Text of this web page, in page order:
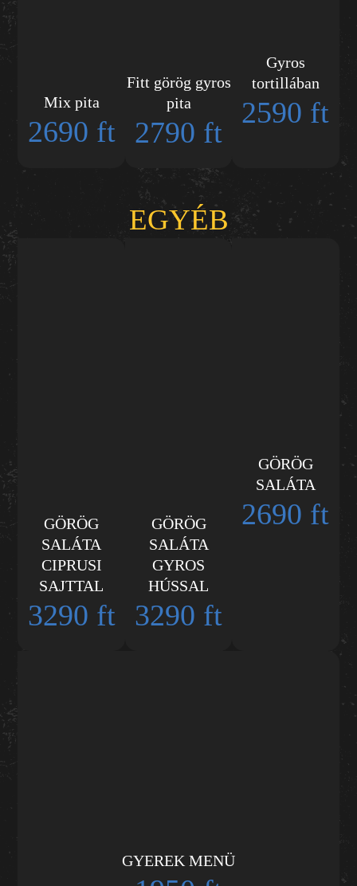
Mix pita
2690 ft
Fitt görög gyros
pita
2790 ft
Gyros
tortillában
2590 ft
EGYÉB
GÖRÖG
SALÁTA
CIPRUSI
SAJTTAL
3290 ft
GÖRÖG
SALÁTA
GYROS
HÚSSAL
3290 ft
GÖRÖG
SALÁTA
2690 ft
GYEREK MENÜ